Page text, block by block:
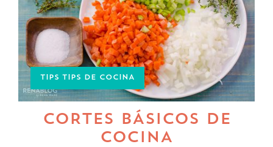
TIPS TIPS DE COCINA
CORTES BÁSICOS DE
COCINA